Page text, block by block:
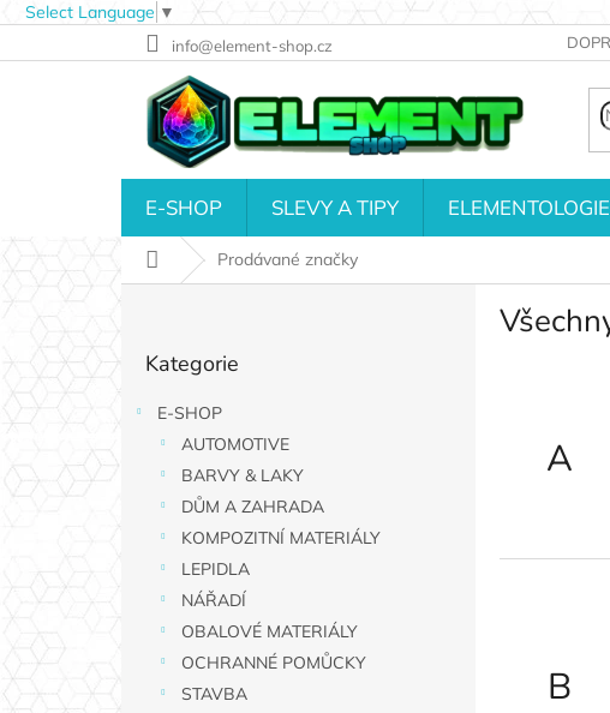
Select Language ▼
na
info@element-shop.cz
E-SHOP SLEVY A TIPY ELEMENTOLOGIE
Domů Prodávané značky
P
r
p
kategorie
Kategorie
E-SHOP
AUTOMOTIVE
BARVY & LAKY
DŮM A ZAHRADA
KOMPOZITNÍ MATERIÁLY
LEPIDLA
NÁŘADÍ
OBALOVÉ MATERIÁLY
OCHRANNÉ POMŮCKY
STAVBA
A
B